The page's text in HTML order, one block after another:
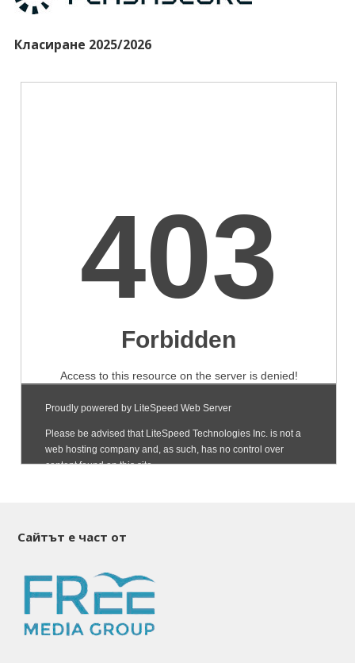
Класиране 2025/2026
Сайтът е част от